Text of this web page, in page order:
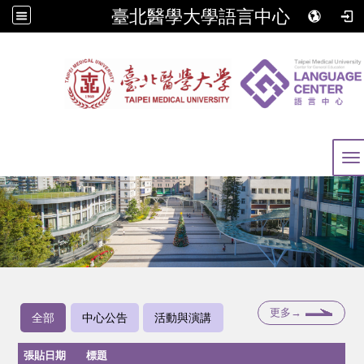
臺北醫學大學語言中心
全部 中心公告 活動與演講 更多→
張貼日期
標題